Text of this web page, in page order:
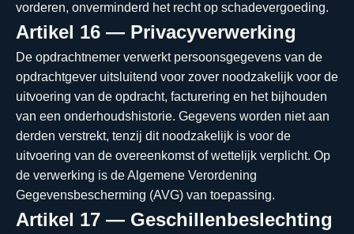
vorderen, onverminderd het recht op schadevergoeding.
Artikel 16 — Privacyverwerking
De opdrachtnemer verwerkt persoonsgegevens van de
opdrachtgever uitsluitend voor zover noodzakelijk voor de
uitvoering van de opdracht, facturering en het bijhouden
van een onderhoudshistorie. Gegevens worden niet aan
derden verstrekt, tenzij dit noodzakelijk is voor de
uitvoering van de overeenkomst of wettelijk verplicht. Op
de verwerking is de Algemene Verordening
Gegevensbescherming (AVG) van toepassing.
Artikel 17 — Geschillenbeslechting